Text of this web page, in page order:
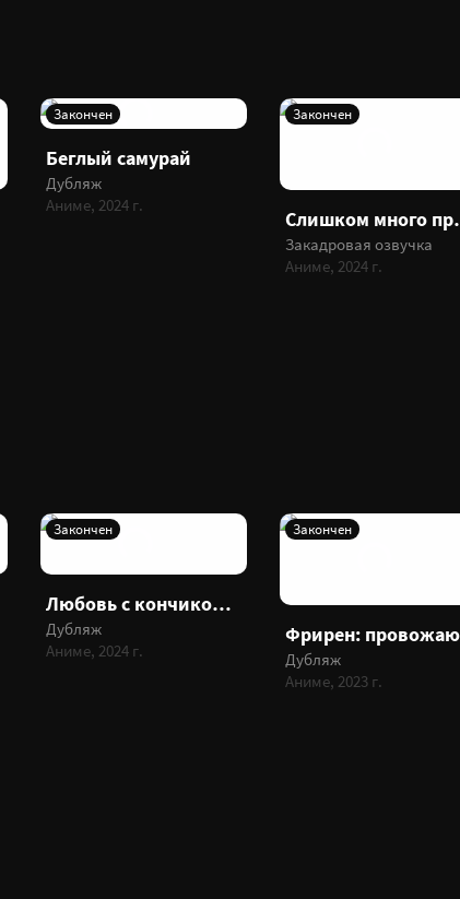
Закончен
Беглый самурай
Дубляж
Аниме, 2024 г.
Закончен
Закадровая озвучка
Аниме, 2024 г.
Закончен
Любовь с кончиков пальцев
Дубляж
Аниме, 2024 г.
Закончен
Дубляж
Аниме, 2023 г.